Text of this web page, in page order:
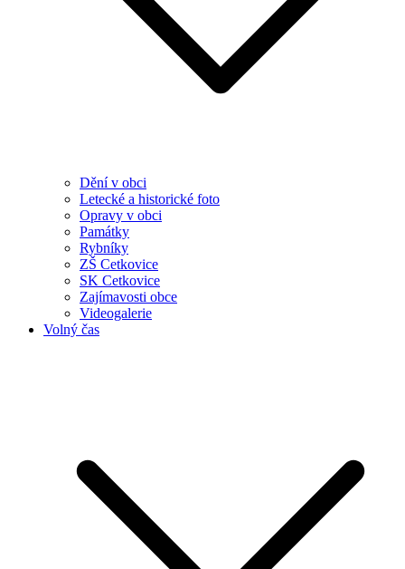
Dění v obci
Letecké a historické foto
Opravy v obci
Památky
Rybníky
ZŠ Cetkovice
SK Cetkovice
Zajímavosti obce
Videogalerie
Volný čas